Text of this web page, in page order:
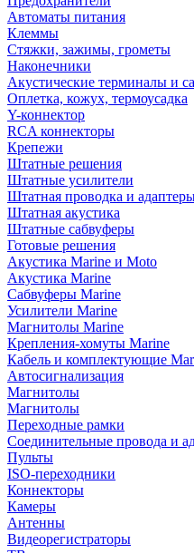
Автоматы питания
Клеммы
Стяжки, зажимы, грометы
Наконечники
Акустические терминалы и
Оплетка, кожух, термоусадка
Y-коннектор
RCA коннекторы
Крепежи
Штатные решения
Штатные усилители
Штатная проводка и
Штатная акустика
Штатные сабвуферы
Готовые решения
Акустика Marine и Moto
Акустика Marine
Сабвуферы Marine
Усилители Marine
Магнитолы Marine
Крепления-хомуты Marine
Кабель и комплектующие
Автосигнализация
Магнитолы
Магнитолы
Переходные рамки
Соединительные провода и
Пульты
ISO-переходники
Коннекторы
Камеры
Антенны
Видеорегистраторы